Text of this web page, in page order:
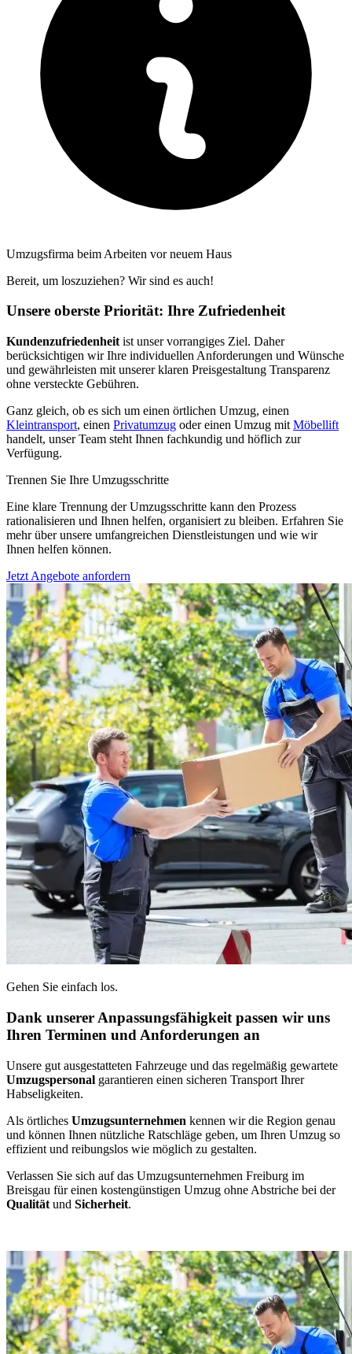
Umzugsfirma beim Arbeiten vor neuem Haus
Bereit, um loszuziehen? Wir sind es auch!
Unsere oberste Priorität: Ihre Zufriedenheit
Kundenzufriedenheit ist unser vorrangiges Ziel. Daher
berücksichtigen wir Ihre individuellen Anforderungen und Wünsche
und gewährleisten mit unserer klaren Preisgestaltung Transparenz
ohne versteckte Gebühren.
Ganz gleich, ob es sich um einen örtlichen Umzug, einen
Kleintransport, einen Privatumzug oder einen Umzug mit Möbellift
handelt, unser Team steht Ihnen fachkundig und höflich zur
Verfügung.
Trennen Sie Ihre Umzugsschritte
Eine klare Trennung der Umzugsschritte kann den Prozess
rationalisieren und Ihnen helfen, organisiert zu bleiben. Erfahren Sie
mehr über unsere umfangreichen Dienstleistungen und wie wir
Ihnen helfen können.
Jetzt Angebote anfordern
Gehen Sie einfach los.
Dank unserer Anpassungsfähigkeit passen wir uns
Ihren Terminen und Anforderungen an
Unsere gut ausgestatteten Fahrzeuge und das regelmäßig gewartete
Umzugspersonal garantieren einen sicheren Transport Ihrer
Habseligkeiten.
Als örtliches Umzugsunternehmen kennen wir die Region genau
und können Ihnen nützliche Ratschläge geben, um Ihren Umzug so
effizient und reibungslos wie möglich zu gestalten.
Verlassen Sie sich auf das Umzugsunternehmen Freiburg im
Breisgau für einen kostengünstigen Umzug ohne Abstriche bei der
Qualität und Sicherheit.